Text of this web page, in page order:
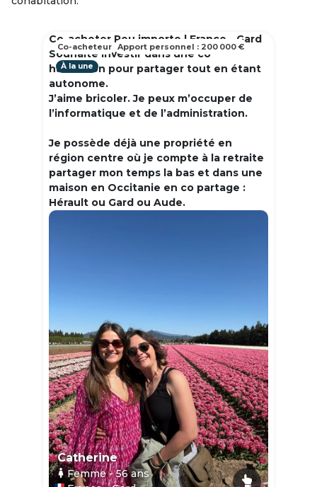
Co-acheter Peu importe | France - Gard
Souhaite investir dans une co
habitation pour partager tout en étant
autonome.
J’aime bricoler. Je peux m’occuper de
l’informatique et de l’administration.
Je possède déjà une propriété en
région centre où je compte à la retraite
partager mon temps la bas et dans une
maison en Occitanie en co partage :
Hérault ou Gard ou Aude.
À la une
Catherine
Femme- 56ans
Co-acheteur Apport personnel : 200 000 €